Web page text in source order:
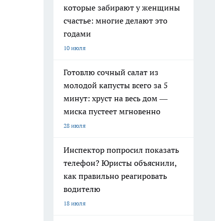
которые забирают у женщины
счастье: многие делают это
годами
10 июля
Готовлю сочный салат из
молодой капусты всего за 5
минут: хруст на весь дом —
миска пустеет мгновенно
28 июля
Инспектор попросил показать
телефон? Юристы объяснили,
как правильно реагировать
водителю
18 июля